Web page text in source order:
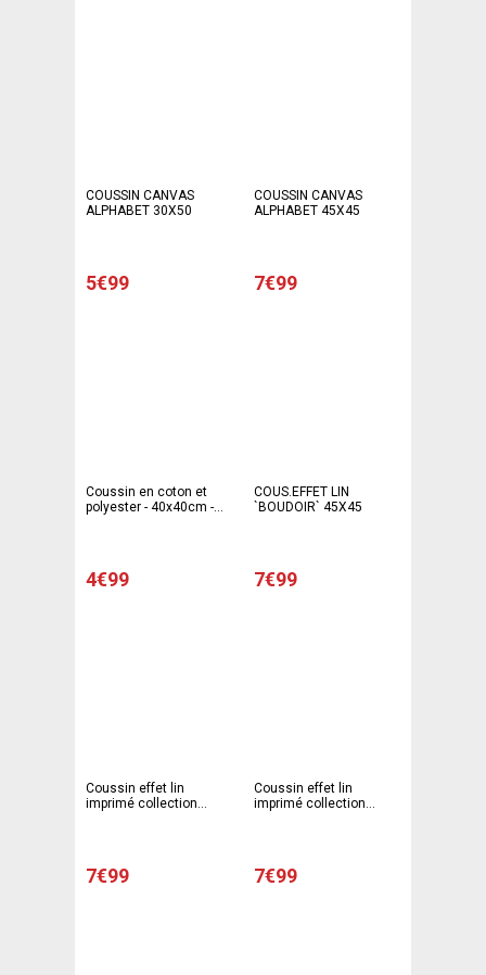
COUSSIN CANVAS
ALPHABET 30X50
5€99
COUSSIN CANVAS
ALPHABET 45X45
7€99
Coussin en coton et
polyester - 40x40cm -
4€99
COUS.EFFET LIN
`BOUDOIR` 45X45
7€99
Coussin effet lin
imprimé collection
7€99
Coussin effet lin
imprimé collection
7€99